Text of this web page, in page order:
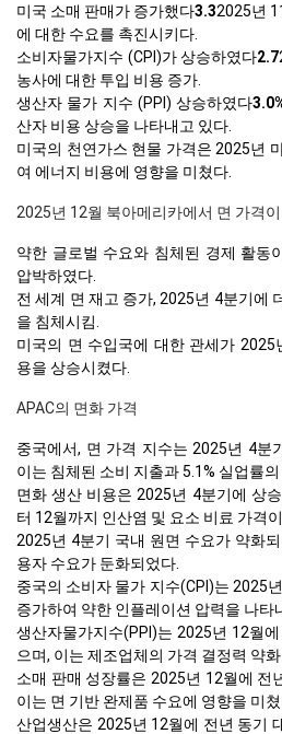
미국 소매 판매가 증가했다3.32025년
에 대한 수요를 촉진시키다.
소비자물가지수 (CPI)가 상승하였다2.7
농사에 대한 투입 비용 증가.
생산자 물가 지수 (PPI) 상승하였다
산자 비용 상승을 나타내고 있다.
미국의 천연가스 현물 가격은 2025년
여 에너지 비용에 영향을 미쳤다.
2025년 12월 북아메리카에서 면 가격
약한 글로벌 수요와 침체된 경제 활동
압박하였다.
전 세계 면 재고 증가, 2025년 4분기에
을 침체시킴.
미국의 면 수입국에 대한 관세가 2025
용을 상승시켰다.
APAC의 면화 가격
중국에서, 면 가격 지수는 2025년 4분
이는 침체된 소비 지출과 5.1% 실업률
면화 생산 비용은 2025년 4분기에 상
터 12월까지 인산염 및 요소 비료 가격
2025년 4분기 국내 원면 수요가 약화
용자 수요가 둔화되었다.
중국의 소비자 물가 지수(CPI)는 2025
증가하여 약한 인플레이션 압력을 나타
생산자물가지수(PPI)는 2025년 12월
으며, 이는 제조업체의 가격 결정력 약
소매 판매 성장률은 2025년 12월에 전
이는 면 기반 완제품 수요에 영향을 미쳤
산업생산은 2025년 12월에 전년 동기